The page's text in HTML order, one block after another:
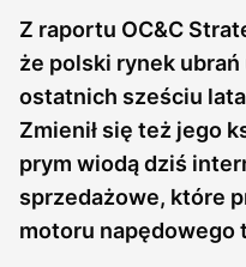
Z raportu OC&C
że polski rynek ubrań
ostatnich sześciu
Zmienił się też jego
prym wiodą dziś
sprzedażowe, które
motoru napędowego